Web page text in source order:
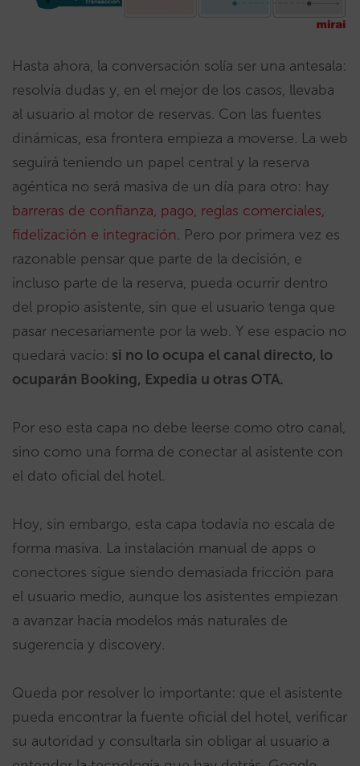
Hasta ahora, la conversación solía ser una antesala:
resolvía dudas y, en el mejor de los casos, llevaba
al usuario al motor de reservas. Con las fuentes
dinámicas, esa frontera empieza a moverse. La web
seguirá teniendo un papel central y la reserva
agéntica no será masiva de un día para otro: hay
barreras de confianza, pago, reglas comerciales,
fidelización e integración. Pero por primera vez es
razonable pensar que parte de la decisión, e
incluso parte de la reserva, pueda ocurrir dentro
del propio asistente, sin que el usuario tenga que
pasar necesariamente por la web. Y ese espacio no
quedará vacío: si no lo ocupa el canal directo, lo
ocuparán Booking, Expedia u otras OTA.
Por eso esta capa no debe leerse como otro canal,
sino como una forma de conectar al asistente con
el dato oficial del hotel.
Hoy, sin embargo, esta capa todavía no escala de
forma masiva. La instalación manual de apps o
conectores sigue siendo demasiada fricción para
el usuario medio, aunque los asistentes empiezan
a avanzar hacia modelos más naturales de
sugerencia y discovery.
Queda por resolver lo importante: que el asistente
pueda encontrar la fuente oficial del hotel, verificar
su autoridad y consultarla sin obligar al usuario a